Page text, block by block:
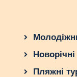
Пляжні